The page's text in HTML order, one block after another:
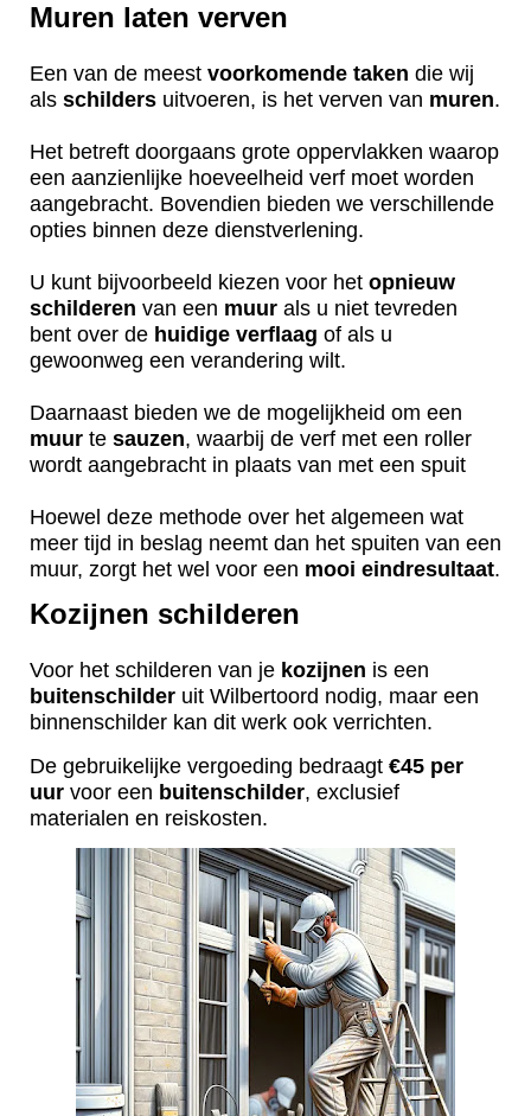
Muren laten verven
Een van de meest voorkomende taken die wij
als schilders uitvoeren, is het verven van muren.
Het betreft doorgaans grote oppervlakken waarop
een aanzienlijke hoeveelheid verf moet worden
aangebracht. Bovendien bieden we verschillende
opties binnen deze dienstverlening.
U kunt bijvoorbeeld kiezen voor het opnieuw
schilderen van een muur als u niet tevreden
bent over de huidige verflaag of als u
gewoonweg een verandering wilt.
Daarnaast bieden we de mogelijkheid om een
muur te sauzen, waarbij de verf met een roller
wordt aangebracht in plaats van met een spuit
Hoewel deze methode over het algemeen wat
meer tijd in beslag neemt dan het spuiten van een
muur, zorgt het wel voor een mooi eindresultaat.
Kozijnen schilderen
Voor het schilderen van je kozijnen is een
buitenschilder uit Wilbertoord nodig, maar een
binnenschilder kan dit werk ook verrichten.
De gebruikelijke vergoeding bedraagt €45 per
uur voor een buitenschilder, exclusief
materialen en reiskosten.